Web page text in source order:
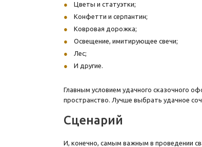
Цветы и статуэтки;
Конфетти и серпантин;
Ковровая дорожка;
Освещение, имитирующее свечи;
Лес;
И другие.
Главным условием удачного сказочного
пространство. Лучше выбрать удачное
Сценарий
И, конечно, самым важным в проведении